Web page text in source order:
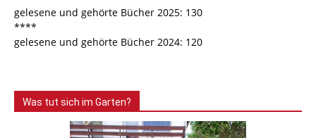
gelesene und gehörte Bücher 2025: 130
****
gelesene und gehörte Bücher 2024: 120
Was tut sich im Garten?